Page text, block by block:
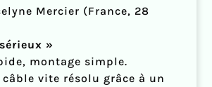
Mercier (France, 28
»
montage simple.
câble vite résolu grâce à un